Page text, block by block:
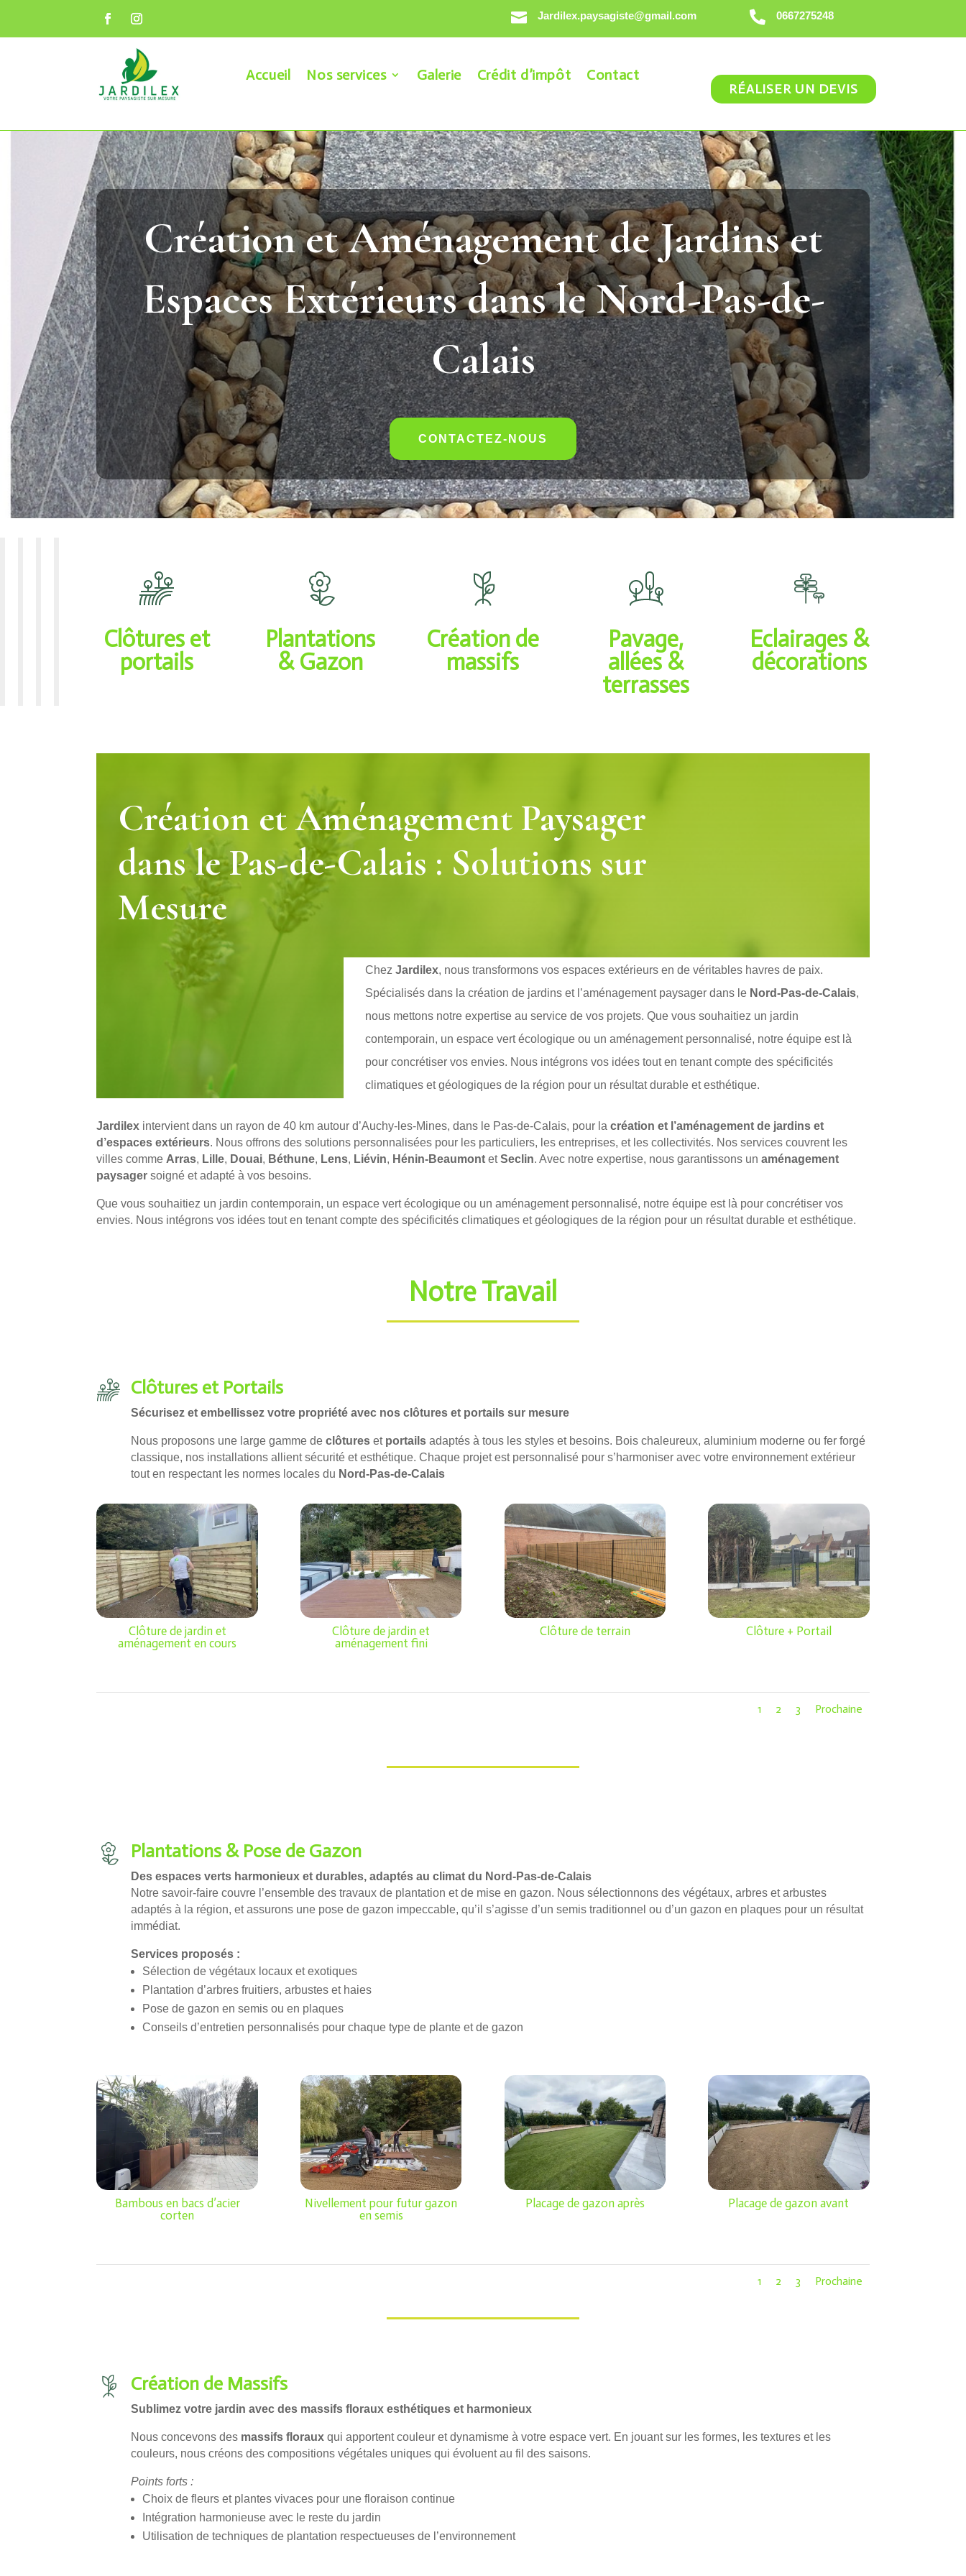
 Jardilex.paysagiste@gmail.com  0667275248
Accueil Nos services Galerie Crédit d’impôt Contact
RÉALISER UN DEVIS
Création et Aménagement de Jardins et
Espaces Extérieurs dans le Nord-Pas-de-
Calais
CONTACTEZ-NOUS
Clôtures et
portails
Plantations
& Gazon
Création de
massifs
Pavage,
allées &
terrasses
Eclairages &
décorations
Création et Aménagement Paysager
dans le Pas-de-Calais : Solutions sur
Mesure
Chez Jardilex, nous transformons vos espaces extérieurs en de véritables havres de paix.
Spécialisés dans la création de jardinset l’aménagement paysagerdans le Nord-Pas-de-Calais,
nous mettons notre expertise au service de vos projets. Que vous souhaitiez un jardin
contemporain, un espace vert écologique ou un aménagement personnalisé, notre équipe est là
pour concrétiser vos envies. Nous intégrons vos idées tout en tenant compte des spécificités
climatiques et géologiques de la région pour un résultat durable et esthétique.
Jardilex intervient dans un rayon de 40 km autour d’Auchy-les-Mines, dans le Pas-de-Calais, pour lacréation et l’aménagement de jardins et
d’espaces extérieurs. Nous offrons des solutions personnalisées pour les particuliers, les entreprises, et les collectivités. Nos services couvrent les
villes comme Arras, Lille, Douai, Béthune, Lens, Liévin, Hénin-Beaumont etSeclin. Avec notre expertise, nous garantissons unaménagement
paysager soigné et adapté à vos besoins.
Que vous souhaitiez un jardin contemporain, un espace vert écologique ou un aménagement personnalisé, notre équipe est là pour concrétiser vos
envies. Nous intégrons vos idées tout en tenant compte des spécificités climatiques et géologiques de la région pour un résultat durable et esthétique.
Notre Travail
Clôtures et Portails
Sécurisez et embellissez votre propriété avec nos clôtures et portails sur mesure
Nous proposons une large gamme de clôtureset portailsadaptés à tous les styles et besoins. Bois chaleureux, aluminium moderne ou fer forgé
classique, nos installations allient sécurité et esthétique. Chaque projet est personnalisé pour s’harmoniser avec votre environnement extérieur
tout en respectant les normes locales du Nord-Pas-de-Calais
Clôture de jardin et
aménagement en cours
Clôture de jardin et
aménagement fini
Clôture de terrain Clôture + Portail
1 2 3 Prochaine
Plantations & Pose de Gazon
Des espaces verts harmonieux et durables, adaptés au climat du Nord-Pas-de-Calais
Notre savoir-faire couvre l’ensemble des travaux de plantation et de mise en gazon. Nous sélectionnons des végétaux, arbres et arbustes
adaptés à la région, et assurons une pose de gazon impeccable, qu’il s’agisse d’un semis traditionnel ou d’un gazon en plaques pour un résultat
immédiat.
Services proposés :
Sélection de végétaux locaux et exotiques
Plantation d’arbres fruitiers, arbustes et haies
Pose de gazon en semis ou en plaques
Conseils d’entretien personnalisés pour chaque type de plante et de gazon
Bambous en bacs d’acier
corten
Nivellement pour futur gazon
en semis
Placage de gazon après Placage de gazon avant
1 2 3 Prochaine
Création de Massifs
Sublimez votre jardin avec des massifs floraux esthétiques et harmonieux
Nous concevons des massifs florauxqui apportent couleur et dynamisme à votre espace vert. En jouant sur les formes, les textures et les
couleurs, nous créons des compositions végétales uniques qui évoluent au fil des saisons.
Points forts :
Choix de fleurs et plantes vivaces pour une floraison continue
Intégration harmonieuse avec le reste du jardin
Utilisation de techniques de plantation respectueuses de l’environnement